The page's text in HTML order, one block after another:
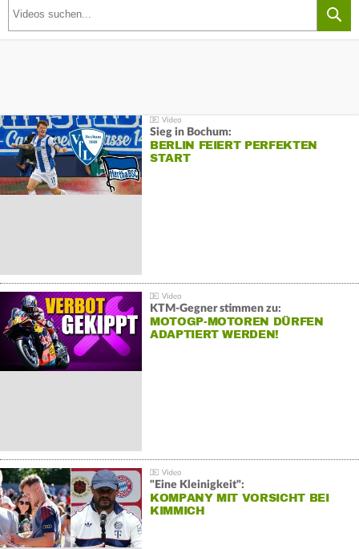
Sieg in Bochum:
BERLIN FEIERT PERFEKTEN
START
KTM-Gegner stimmen zu:
MOTOGP-MOTOREN DÜRFEN
ADAPTIERT WERDEN!
"Eine Kleinigkeit":
KOMPANY MIT VORSICHT BEI
KIMMICH